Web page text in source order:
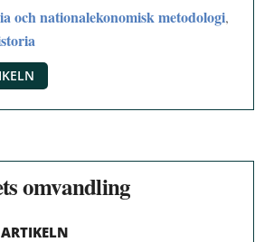
och nationalekonomisk metodologi,
omvandling